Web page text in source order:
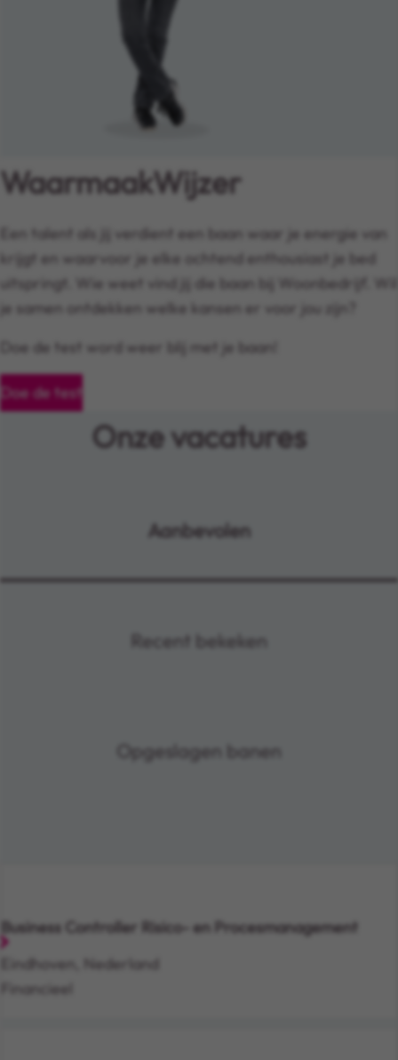
WaarmaakWijzer
Een talent als jij verdient een baan waar je energie van
krijgt en waarvoor je elke ochtend enthousiast je bed
uitspringt. Wie weet vind jij die baan bij Woonbedrijf. Wil
je samen ontdekken welke kansen er voor jou zijn?
Doe de test word weer blij met je baan!
Doe de test
(wordt in een nieuw venster geopend)
Onze vacatures
Aanbevolen
Recent bekeken
Opgeslagen banen
Business Controller Risico- en Procesmanagement
Eindhoven, Nederland
Financieel